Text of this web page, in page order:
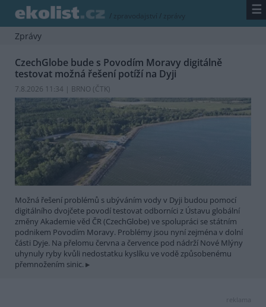
/ zpravodajství / zprávy ☰
Zprávy
CzechGlobe bude s Povodím Moravy digitálně
testovat možná řešení potíží na Dyji
7.8.2026 11:34 | BRNO (ČTK)
Možná řešení problémů s ubýváním vody v Dyji budou pomocí
digitálního dvojčete povodí testovat odborníci z Ústavu globální
změny Akademie věd ČR (CzechGlobe) ve spolupráci se státním
podnikem Povodím Moravy. Problémy jsou nyní zejména v dolní
části Dyje. Na přelomu června a července pod nádrží Nové Mlýny
uhynuly ryby kvůli nedostatku kyslíku ve vodě způsobenému
přemnožením sinic.
reklama